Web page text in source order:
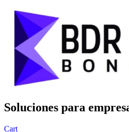
Soluciones para
Cart